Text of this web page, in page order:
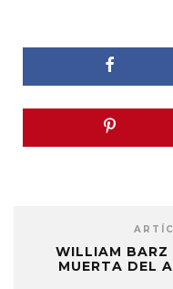
WILLIAM BARZ
MUERTA DEL